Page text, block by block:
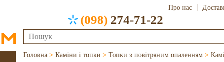
Про нас
(098) 274-71-22
Головна > Каміни і топки > Топки з повітряним опаленням >